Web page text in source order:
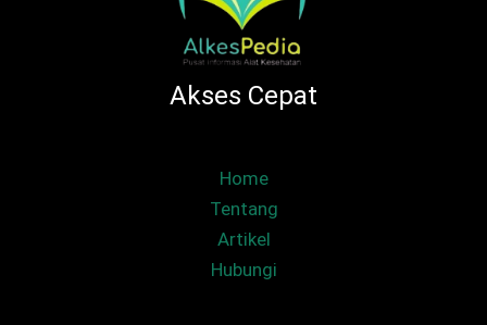
Akses Cepat
Home
Tentang
Artikel
Hubungi